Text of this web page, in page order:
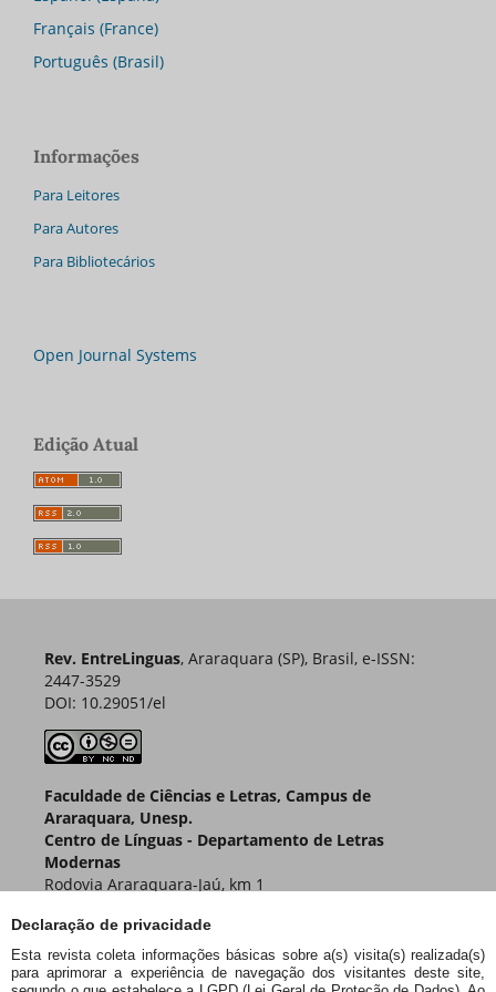
Declaração de privacidade
Esta revista coleta informações básicas sobre a(s) visita(s) realizada(s)
para aprimorar a experiência de navegação dos visitantes deste site,
Français (France)
Português (Brasil)
Informações
Para Leitores
Para Autores
Para Bibliotecários
Open Journal Systems
Edição Atual
Rev. EntreLinguas, Araraquara (SP), Brasil, e-ISSN:
2447-3529
DOI: 10.29051/el
Faculdade de Ciências e Letras, Campus de
Araraquara, Unesp.
Centro de Línguas - Departamento de Letras
Modernas
Rodovia Araraquara-Jaú, km 1
Araraquara – SP – Brasil